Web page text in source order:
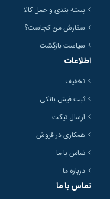
بسته بندی و حمل کالا
سفارش من کجاست؟
سیاست بازگشت
اطلاعات
تخفیف
ثبت فیش بانکی
ارسال تیکت
همکاری در فروش
تماس با ما
درباره ما
تماس با ما